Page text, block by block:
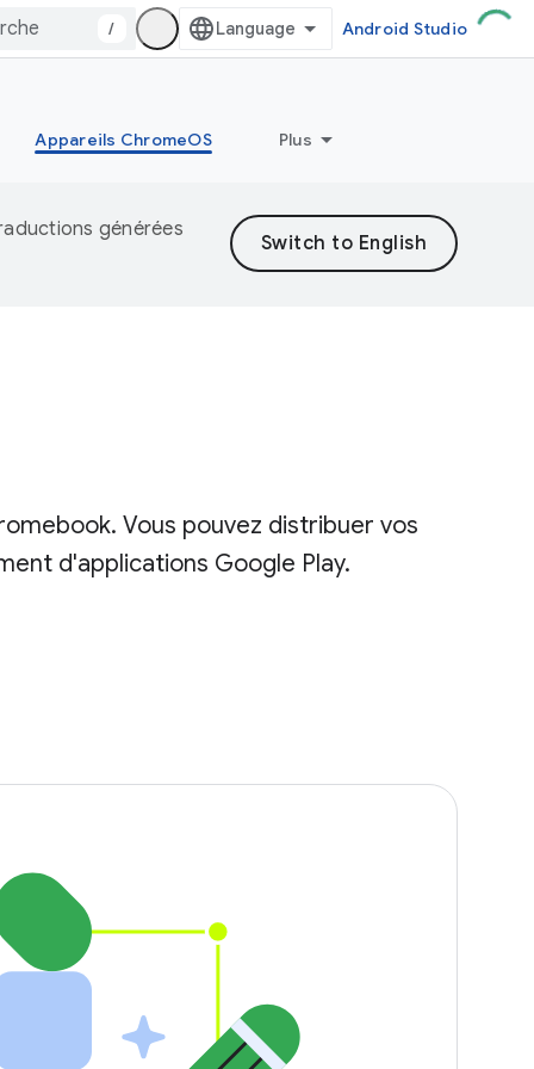
/ Android Studio
Appareils ChromeOS Plus
générées
Vous pouvez distribuer vos
d'applications Google Play.